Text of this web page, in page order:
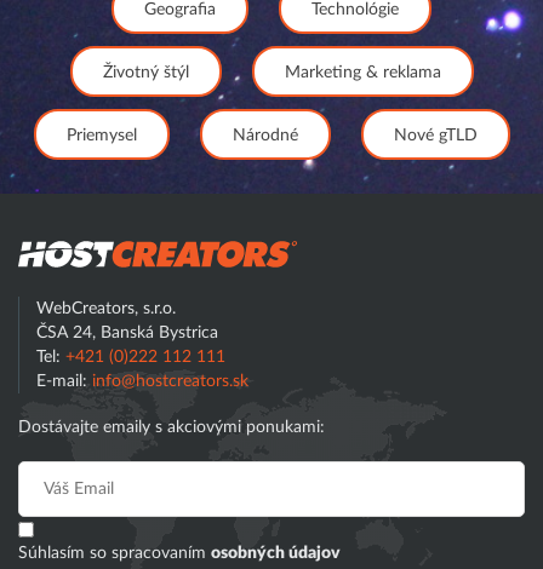
Geografia Technológie
Životný štýl Marketing & reklama
Priemysel Národné Nové gTLD
WebCreators, s.r.o.
ČSA 24, Banská Bystrica
Tel: +421 (0)222 112 111
E-mail: info@hostcreators.sk
Dostávajte emaily s akciovými ponukami:
Súhlasím so spracovaním osobných údajov